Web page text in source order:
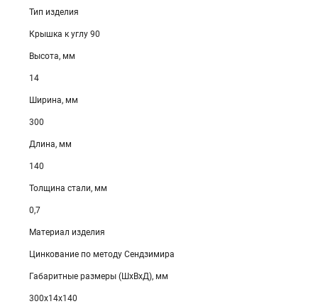
Тип изделия
Крышка к углу 90
Высота, мм
14
Ширина, мм
300
Длина, мм
140
Толщина стали, мм
0,7
Материал изделия
Цинкование по методу Сендзимира
Габаритные размеры (ШхВхД), мм
300х14х140